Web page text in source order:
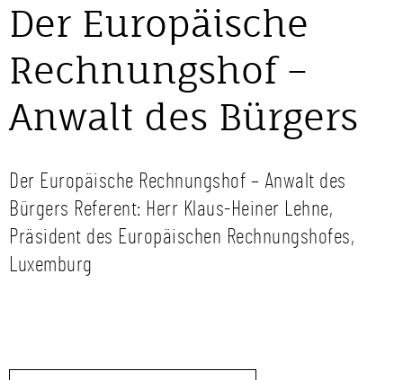
Der Europäische
Rechnungshof –
Anwalt des Bürgers
Der Europäische Rechnungshof – Anwalt des
Bürgers Referent: Herr Klaus-Heiner Lehne,
Präsident des Europäischen Rechnungshofes,
Luxemburg